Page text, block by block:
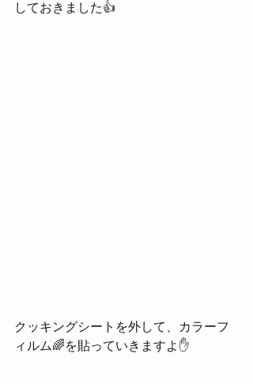
しておきました👍
クッキングシートを外して、カラーフ
ィルム🌈を貼っていきますよ✋